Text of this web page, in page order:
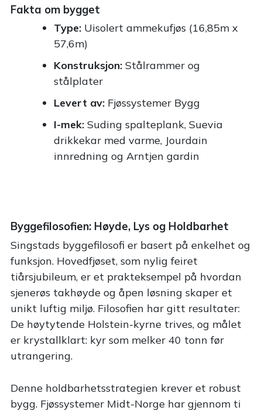
Fakta om bygget
Type: Uisolert ammekufjøs (16,85m x
57,6m)
Konstruksjon: Stålrammer og
stålplater
Levert av: Fjøssystemer Bygg
I-mek: Suding spalteplank, Suevia
drikkekar med varme, Jourdain
innredning og Arntjen gardin
Byggefilosofien: Høyde, Lys og Holdbarhet
Singstads byggefilosofi er basert på enkelhet og
funksjon. Hovedfjøset, som nylig feiret
tiårsjubileum, er et prakteksempel på hvordan
sjenerøs takhøyde og åpen løsning skaper et
unikt luftig miljø. Filosofien har gitt resultater:
De høytytende Holstein-kyrne trives, og målet
er krystallklart: kyr som melker 40 tonn før
utrangering.
Denne holdbarhetsstrategien krever et robust
bygg. Fjøssystemer Midt-Norge har gjennom ti